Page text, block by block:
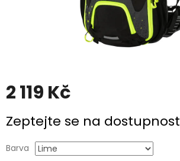
2 119 Kč
cena:
Zeptejte se na dostupnost
Barva